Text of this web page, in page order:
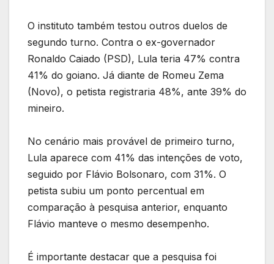
O instituto também testou outros duelos de
segundo turno. Contra o ex-governador
Ronaldo Caiado (PSD), Lula teria 47% contra
41% do goiano. Já diante de Romeu Zema
(Novo), o petista registraria 48%, ante 39% do
mineiro.
No cenário mais provável de primeiro turno,
Lula aparece com 41% das intenções de voto,
seguido por Flávio Bolsonaro, com 31%. O
petista subiu um ponto percentual em
comparação à pesquisa anterior, enquanto
Flávio manteve o mesmo desempenho.
É importante destacar que a pesquisa foi